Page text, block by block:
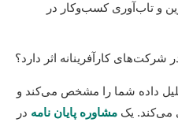
و تاب‌آوری کسب‌وکار در
شرکت‌های کارآفرینانه اثر دارد؟
داده شما را مشخص می‌کند و
می‌کند. یک مشاوره پایان نامه در